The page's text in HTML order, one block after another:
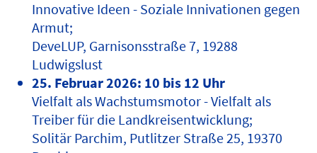
Innovative Ideen - Soziale Innivationen gegen
Armut;
DeveLUP, Garnisonsstraße 7, 19288
Ludwigslust
25. Februar 2026: 10 bis 12 Uhr
Vielfalt als Wachstumsmotor - Vielfalt als
Treiber für die Landkreisentwicklung;
Solitär Parchim, Putlitzer Straße 25, 19370